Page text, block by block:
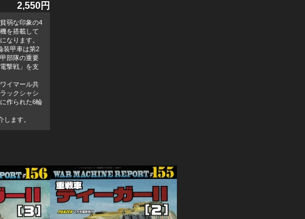
2,550円
弱な印象の4
を搭載して
なります。
装甲車は第2
部隊の重要
撃戦」を支
イマール共
ックシャシ
作られた6輪
します。